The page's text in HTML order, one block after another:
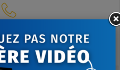
du lundi au vendredi